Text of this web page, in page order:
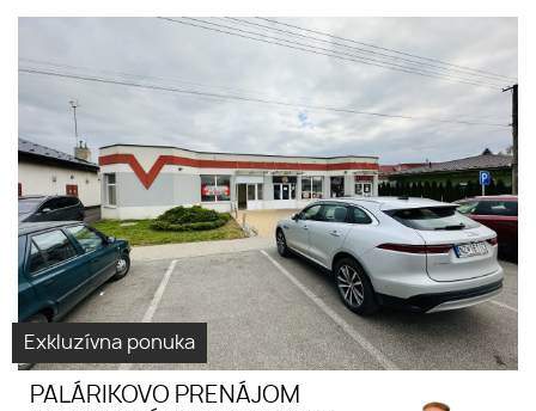
Exkluzívna ponuka
PALÁRIKOVO PRENÁJOM